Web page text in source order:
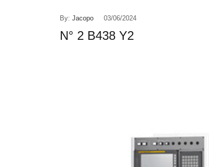
By: Jacopo 03/06/2024
N° 2 B438 Y2